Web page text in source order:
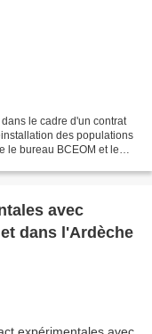
le cadre d'un contrat
des populations
le bureau BCEOM et le
avec
dans l'Ardèche